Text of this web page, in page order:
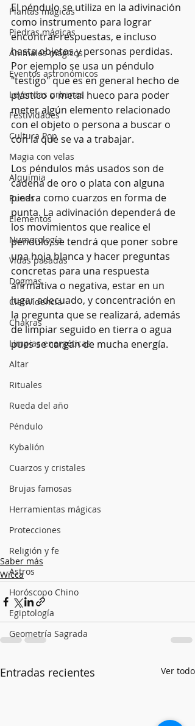
Plantas mágicas
Piedras mágicas
Animales mágicos
Eventos astronómicos
Leyendas urbanas
Festividades
Cultura Pop
Magia con velas
Alquimia
Runas
Elementos
Numerología
Vidas pasadas
Dogmas
Clarividencia
Chakras
Limpias energéticas
Altar
Rituales
Rueda del año
Péndulo
Kybalión
Cuarzos y cristales
Brujas famosas
Herramientas mágicas
Protecciones
Religión y fe
Astros
Horóscopo Chino
Egiptología
Geometría Sagrada
El péndulo se utiliza en la adivinación
como instrumento para lograr
encontrar respuestas, e incluso
hasta objetos y personas perdidas.
Por ejemplo se usa un péndulo
"testigo" que es en general hecho de
plástico o metal hueco para poder
meter algún elemento relacionado
con el objeto o persona a buscar o
con la que se va a trabajar.
Los péndulos más usados son de
cadena de oro o plata con alguna
piedra como cuarzos en forma de
punta. La adivinación dependerá de
los movimientos que realice el
péndulo, se tendrá que poner sobre
una hoja blanca y hacer preguntas
concretas para una respuesta
afirmativa o negativa, estar en un
lugar adecuado, y concentración en
la pregunta que se realizará, además
de limpiar seguido en tierra o agua
pues se cargan de mucha energía.
Saber más
Wicca
Entradas recientes Ver todo